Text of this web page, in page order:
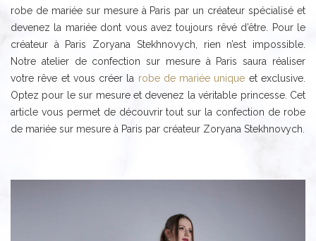
robe de mariée sur mesure à Paris par un créateur spécialisé et
devenez la mariée dont vous avez toujours rêvé d’être. Pour le
créateur à Paris Zoryana Stekhnovych, rien n’est impossible.
Notre atelier de confection sur mesure à Paris saura réaliser
votre rêve et vous créer la robe de mariée unique et exclusive.
Optez pour le sur mesure et devenez la véritable princesse. Cet
article vous permet de découvrir tout sur la confection de robe
de mariée sur mesure à Paris par créateur Zoryana Stekhnovych.